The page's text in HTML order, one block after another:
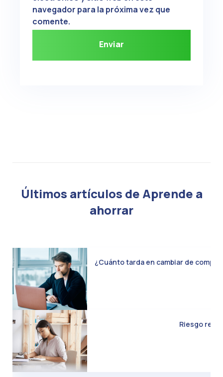
navegador para la próxima vez que
comente.
Últimos artículos de Aprende a
ahorrar
¿Cuánto tarda en cambiar de
Riesgo real